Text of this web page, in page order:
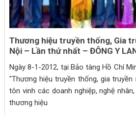
Thương hiệu truyền thống, Gia
Nội – Lần thứ nhất – ĐÔNG Y
Ngày 8-1-2012, tại Bảo tàng Hồ Chí
"Thương hiệu truyền thống, gia
tôn vinh các doanh nghiệp, nghệ
thương hiệu